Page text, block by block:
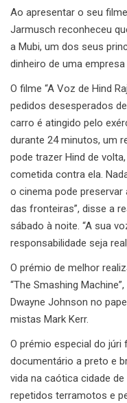
Ao apresentar o seu
Jarmusch reconheceu
a Mubi, um dos seus
dinheiro de uma
O filme “A Voz de Hind
pedidos desesperados
carro é atingido pelo
durante 24 minutos, um
pode trazer Hind de
cometida contra ela.
o cinema pode
das fronteiras”, disse a
sábado à noite. “A sua
responsabilidade seja
O prémio de melhor
“The Smashing
Dwayne Johnson no
mistas Mark Kerr.
O prémio especial do júri
documentário a preto e
vida na caótica cidade
repetidos terramotos e